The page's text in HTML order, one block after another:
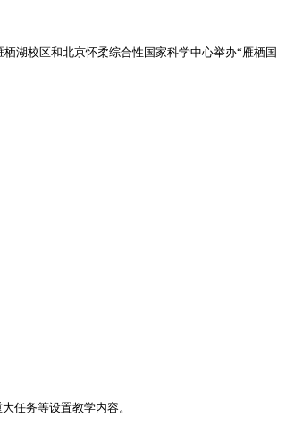
湖校区和北京怀柔综合性国家科学中心举办“雁栖国
任务等设置教学内容。